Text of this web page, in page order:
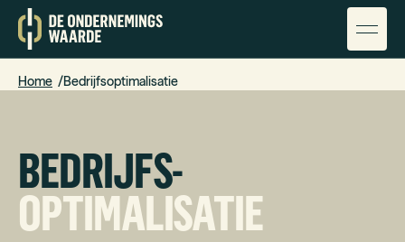
Home Bedrijfsoptimalisatie
BEDRIJFS-
OPTIMALISATIE